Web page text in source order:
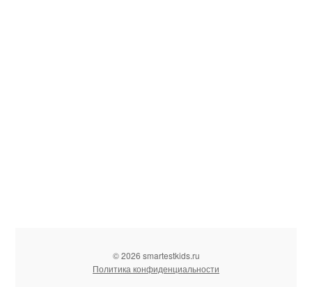
© 2026 smartestkids.ru
Политика конфиденциальности